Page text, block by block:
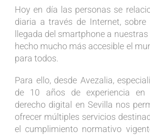
Hoy en día las personas se
diaria a través de Internet, sobre
llegada del smartphone a nuestras
hecho mucho más accesible el
para todos.
Para ello, desde Avezalia,
de 10 años de experiencia
derecho digital en Sevilla nos
ofrecer múltiples servicios
el cumplimiento normativo